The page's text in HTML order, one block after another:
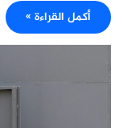
أكمل القراءة »